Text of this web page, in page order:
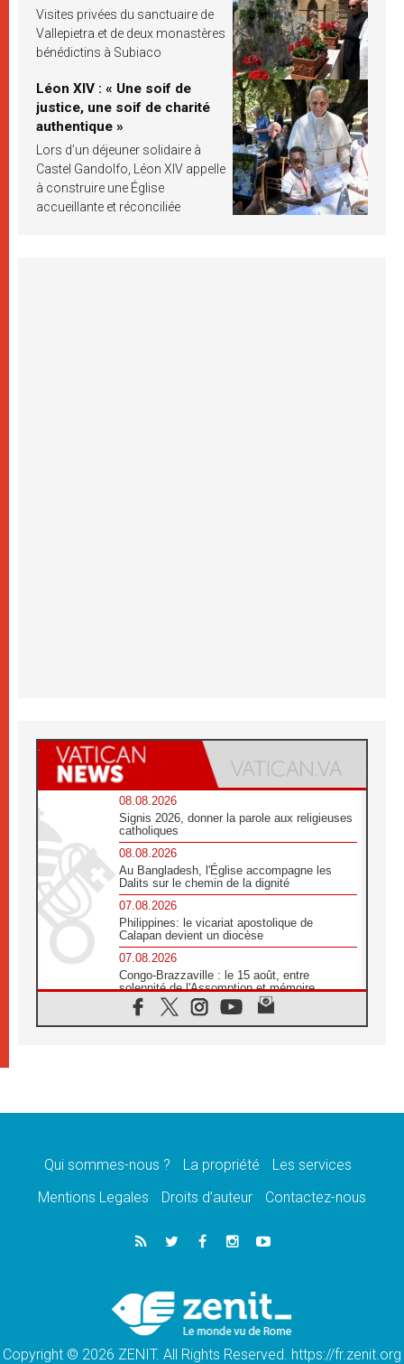
Visites privées du sanctuaire de
Vallepietra et de deux monastères
bénédictins à Subiaco
Léon XIV : « Une soif de
justice, une soif de charité
authentique »
Lors d’un déjeuner solidaire à
Castel Gandolfo, Léon XIV appelle
à construire une Église
accueillante et réconciliée
08.08.2026
Signis 2026, donner la parole aux religieuses
catholiques
08.08.2026
Au Bangladesh, l'Église accompagne les
Dalits sur le chemin de la dignité
07.08.2026
Philippines: le vicariat apostolique de
Calapan devient un diocèse
07.08.2026
Congo-Brazzaville : le 15 août, entre
solennité de l'Assomption et mémoire
nationale
07.08.2026
Pape en France dévoilé
1ère Conférence continentale sur l'éducation
07.08.2026
Un logo symbolique pour la venue du Pape
Cardinal Rossi: «La venue du Pape Léon en
Argentine est un hommage à François»
Qui sommes-nous ? La propriété
Les services
Mentions Legales
Droits d’auteur Contactez-nous
Copyright © 2026 ZENIT. All Rights Reserved. https://fr.zenit.org